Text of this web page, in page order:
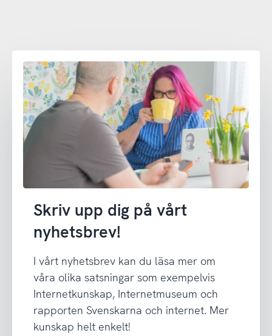
Skriv upp dig på vårt
nyhetsbrev!
I vårt nyhetsbrev kan du läsa mer om
våra olika satsningar som exempelvis
Internetkunskap, Internetmuseum och
rapporten Svenskarna och internet. Mer
kunskap helt enkelt!